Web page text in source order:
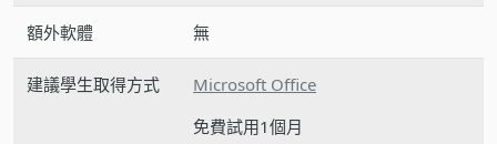
額外軟體 無
建議學生取得方式
Microsoft Office
免費試用1個月